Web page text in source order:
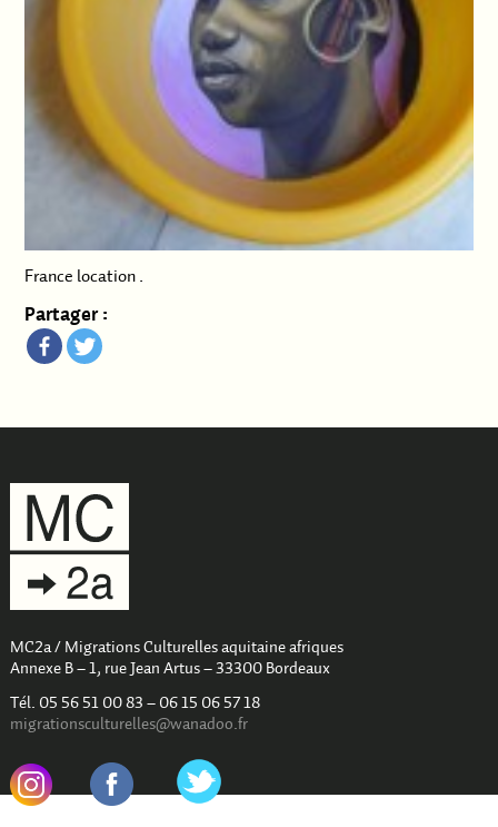
France location .
Partager :
MC2a / Migrations Culturelles aquitaine afriques
Annexe B – 1, rue Jean Artus – 33300 Bordeaux
Tél. 05 56 51 00 83 – 06 15 06 57 18
migrationsculturelles@wanadoo.fr